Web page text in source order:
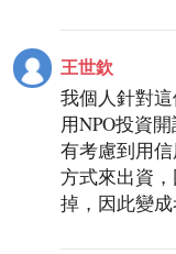
王世欽
我個人針對
用NPO投資
有考慮到用
方式來出資
掉，因此變成